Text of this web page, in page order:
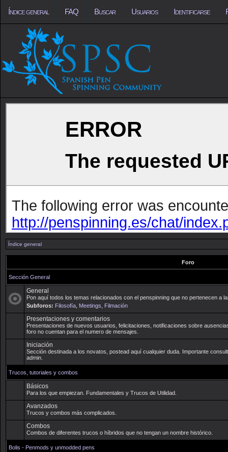
Índice general FAQ Buscar Usuarios Identificarse
Índice general
Foro
Sección General
General
Pon aquí todos los temas relacionados con el penspinning que no pertenecen a
Subforos: Filosofía Meetings Filmación
Presentaciones y comentarios
Presentaciones de nuevos usuarios, felicitaciones, notificaciones sobre
foro no cuentan para el numero de mensajes.
Iniciación
Sección destinada a los novatos, postead aquí cualquier duda. Importante
admin.
Trucos, tutoriales y combos
Básicos
Para los que empiezan. Fundamentales y Trucos de Utilidad.
Avanzados
Trucos y combos más complicados.
Combos
Combos de diferentes trucos o híbridos que no tengan un nombre histórico.
Bolis - Penmods y unmodded pens